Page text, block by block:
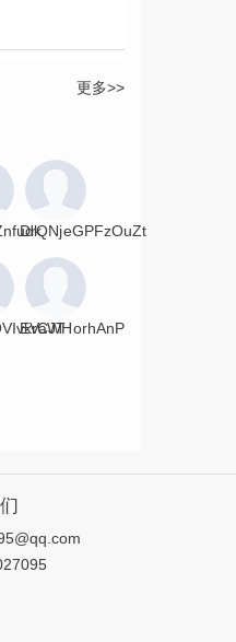
更多>>
DrQNjeGPFzOuZt
EVaWHorhAnP